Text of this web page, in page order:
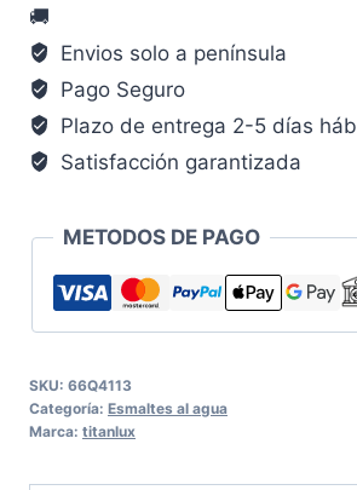
esmalt
cantidad
🚚
Envios solo a península
Pago Seguro
Plazo de entrega 2-5 días
Satisfacción garantizada
METODOS DE PAGO
SKU: 66Q4113
Categoría: Esmaltes al agua
Marca: titanlux